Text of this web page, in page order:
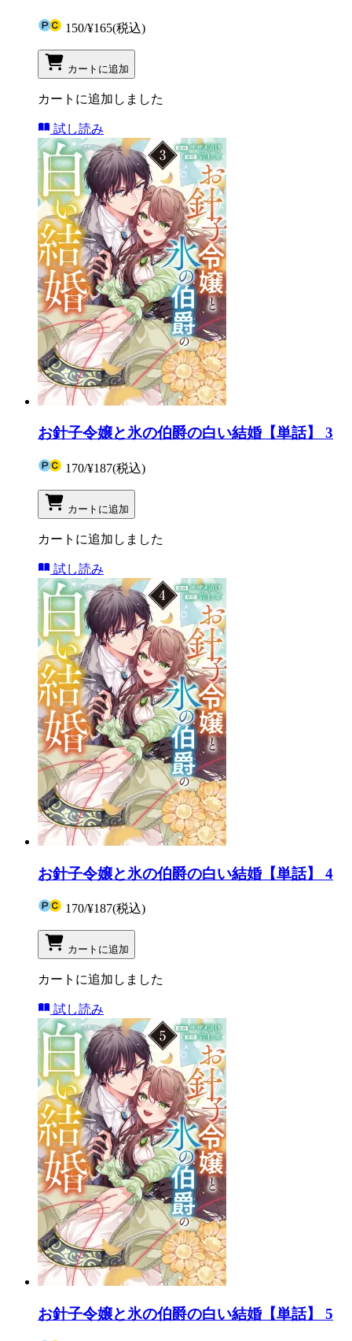
150/¥165(税込)
カートに追加
カートに追加しました
試し読み
お針子令嬢と氷の伯爵の白い結婚【単話】 3
170/¥187(税込)
カートに追加
カートに追加しました
試し読み
お針子令嬢と氷の伯爵の白い結婚【単話】 4
170/¥187(税込)
カートに追加
カートに追加しました
試し読み
お針子令嬢と氷の伯爵の白い結婚【単話】 5